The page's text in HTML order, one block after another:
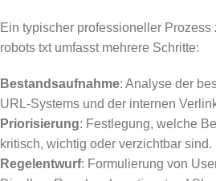
Ein typischer professioneller Prozess
robots txt umfasst mehrere Schritte:
Bestandsaufnahme: Analyse der
URL-Systems und der internen
Priorisierung: Festlegung, welche
kritisch, wichtig oder verzichtbar sind.
Regelentwurf: Formulierung von